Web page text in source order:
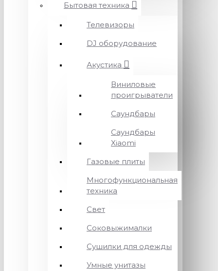
Бытовая техника
Телевизоры
DJ оборудование
Акустика
Виниловые
проигрыватели
Саундбары
Саундбары
Xiaomi
Газовые плиты
Многофункциональная
техника
Свет
Соковыжималки
Сушилки для одежды
Умные унитазы